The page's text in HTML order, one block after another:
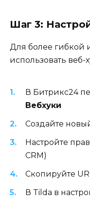
Шаг 3:
Для более гибкой
использовать веб-
В Битрикс24
Вебхуки
Создайте
Настройте
CRM)
Скопируйте
В Tilda в